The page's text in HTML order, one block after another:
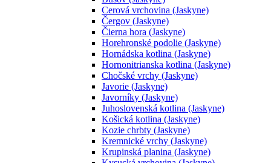
Cerová vrchovina (Jaskyne)
Čergov (Jaskyne)
Čierna hora (Jaskyne)
Horehronské podolie (Jaskyne)
Hornádska kotlina (Jaskyne)
Hornonitrianska kotlina (Jaskyne)
Chočské vrchy (Jaskyne)
Javorie (Jaskyne)
Javorníky (Jaskyne)
Juhoslovenská kotlina (Jaskyne)
Košická kotlina (Jaskyne)
Kozie chrbty (Jaskyne)
Kremnické vrchy (Jaskyne)
Krupinská planina (Jaskyne)